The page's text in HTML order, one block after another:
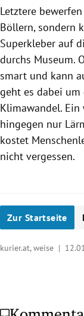
Letztere
Böllern, sondern
Superkleber auf
durchs Museum.
smart und kann
geht es dabei
Klimawandel.
hingegen nur
kostet
nicht vergessen.
Zur Startseite
kurier.at, weise |